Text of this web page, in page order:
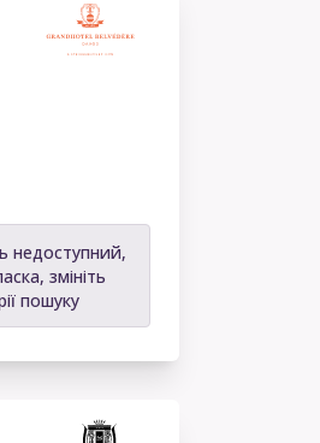
недоступний,
змініть
пошуку